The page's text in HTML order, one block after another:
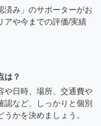
済み」のサポーターがお
アや今までの評価/実績
は？
や日時、場所、交通費や
など、しっかりと個別
かを決めましょう。